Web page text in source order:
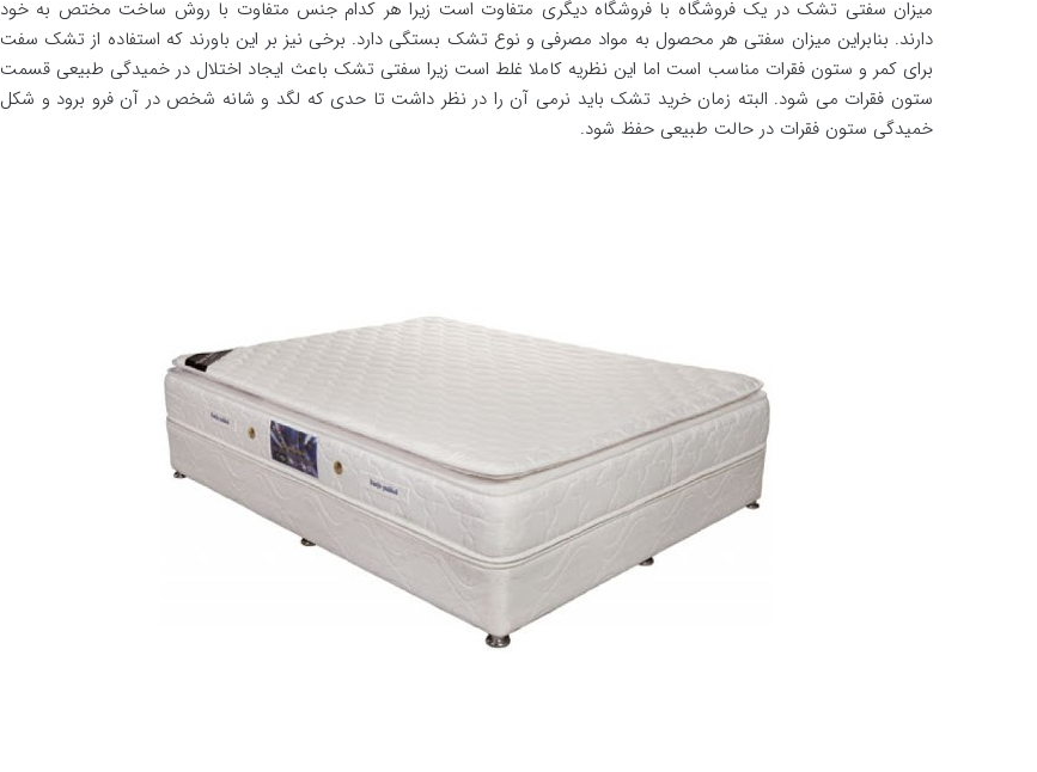
میزان سفتی تشک در یک فروشگاه با فروشگاه دیگری متفاوت است زیرا هر کدام جنس متفاوت با روش ساخت مختص به خود
دارند. بنابراین میزان سفتی هر محصول به مواد مصرفی و نوع تشک بستگی دارد. برخی نیز بر این باورند که استفاده از تشک سفت
برای کمر و ستون فقرات مناسب است اما این نظریه کاملا غلط است زیرا سفتی تشک باعث ایجاد اختلال در خمیدگی طبیعی قسمت
ستون فقرات می شود. البته زمان خرید تشک باید نرمی آن را در نظر داشت تا حدی که لگد و شانه شخص در آن فرو برود و شکل
خمیدگی ستون فقرات در حالت طبیعی حفظ شود.